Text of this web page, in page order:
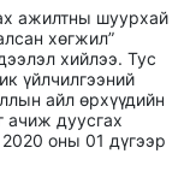
ажилтны шуурхай
хөгжил”
хийлээ. Тус
үйлчилгээний
айл өрхүүдийн
ачиж дуусгах
оны 01 дүгээр